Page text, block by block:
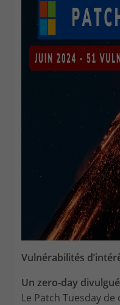
Vulnérabilités
Un zero-day
Le Patch Tuesday